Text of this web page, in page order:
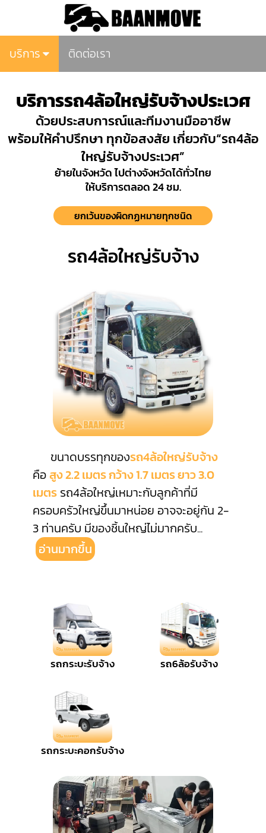
บริการ ติดต่อเรา
บริการรถ4ล้อใหญ่รับจ้างประเวศ
ด้วยประสบการณ์และทีมงานมืออาชีพ
พร้อมให้คำปรึกษา ทุกข้อสงสัย เกี่ยวกับ“รถ4ล้อ
ใหญ่รับจ้างประเวศ”
ย้ายในจังหวัด ไปต่างจังหวัดได้ทั่วไทย
ให้บริการตลอด 24 ชม.
ยกเว้นของผิดกฏหมายทุกชนิด
รถ4ล้อใหญ่รับจ้าง
ขนาดบรรทุกของรถ4ล้อใหญ่รับจ้าง
คือสูง 2.2 เมตร กว้าง 1.7 เมตร ยาว 3.0
เมตรรถ4ล้อใหญ่เหมาะกับลูกค้าที่มี
ครอบครัวใหญ่ขึ้นมาหน่อย อาจจะอยู่กัน 2-
3 ท่านครับ มีของชิ้นใหญ่ไม่มากครับ...
อ่านมากขึ้น
รถกระบะรับจ้าง รถ6ล้อรับจ้าง
รถกระบะคอกรับจ้าง